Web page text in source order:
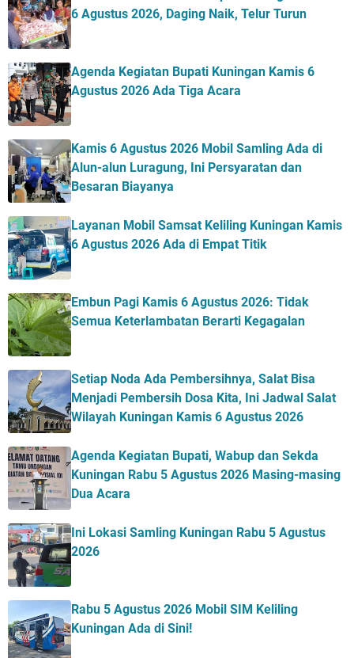
6 Agustus 2026, Daging Naik, Telur Turun
Agenda Kegiatan Bupati Kuningan Kamis 6
Agustus 2026 Ada Tiga Acara
Kamis 6 Agustus 2026 Mobil Samling Ada di
Alun-alun Luragung, Ini Persyaratan dan
Besaran Biayanya
Layanan Mobil Samsat Keliling Kuningan Kamis
6 Agustus 2026 Ada di Empat Titik
Embun Pagi Kamis 6 Agustus 2026: Tidak
Semua Keterlambatan Berarti Kegagalan
Setiap Noda Ada Pembersihnya, Salat Bisa
Menjadi Pembersih Dosa Kita, Ini Jadwal Salat
Wilayah Kuningan Kamis 6 Agustus 2026
Agenda Kegiatan Bupati, Wabup dan Sekda
Kuningan Rabu 5 Agustus 2026 Masing-masing
Dua Acara
Ini Lokasi Samling Kuningan Rabu 5 Agustus
2026
Rabu 5 Agustus 2026 Mobil SIM Keliling
Kuningan Ada di Sini!